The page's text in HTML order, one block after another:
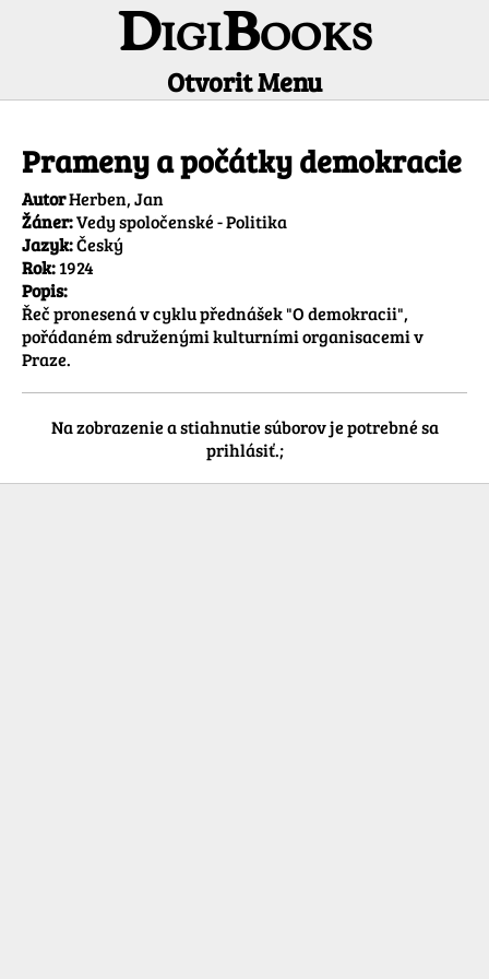
DigiBooks
Otvorit Menu
Prameny a počátky demokracie
AutorHerben, Jan
Žáner:Vedy spoločenské - Politika
Jazyk:Český
Rok:1924
Popis:
Řeč pronesená v cyklu přednášek "O demokracii",
pořádaném sdruženými kulturními organisacemi v
Praze.
Na zobrazenie a stiahnutie súborov je potrebné sa
prihlásiť.;